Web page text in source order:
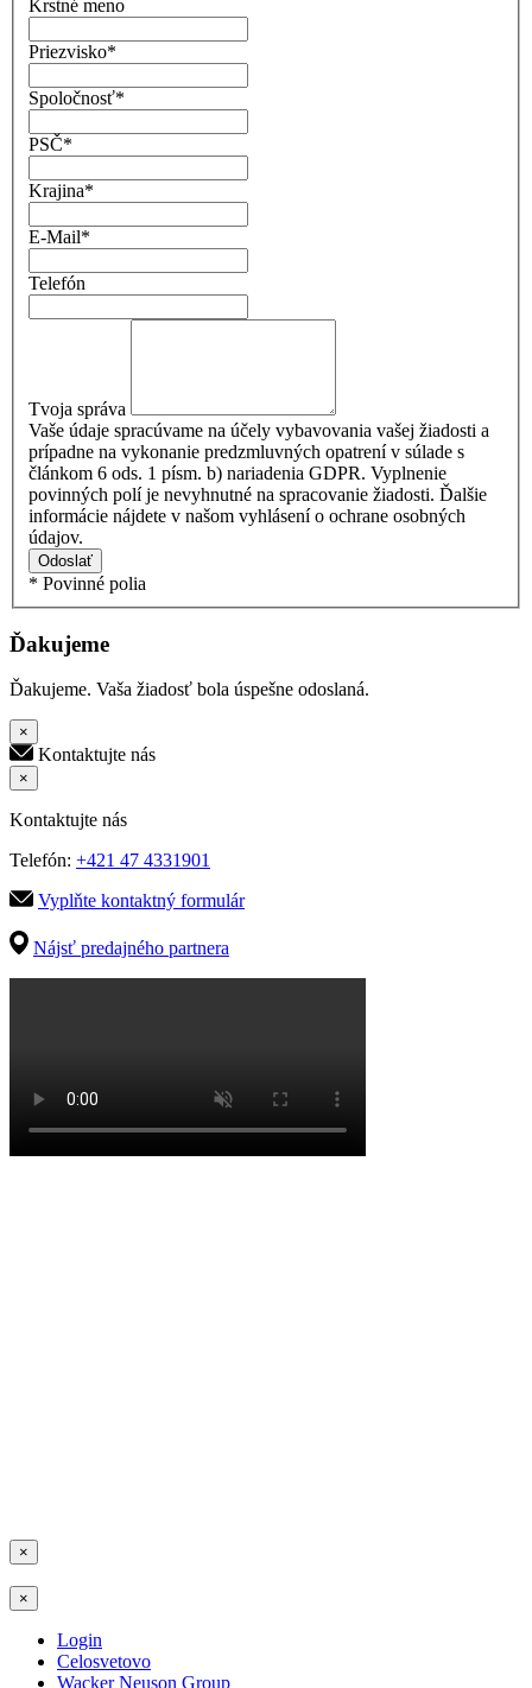
Krstné meno
Priezvisko*
Spoločnosť*
PSČ*
Krajina*
E-Mail*
Telefón
Tvoja správa
Vaše údaje spracúvame na účely vybavovania vašej žiadosti a
prípadne na vykonanie predzmluvných opatrení v súlade s
článkom 6 ods. 1 písm. b) nariadenia GDPR. Vyplnenie
povinných polí je nevyhnutné na spracovanie žiadosti. Ďalšie
informácie nájdete v našom vyhlásení o ochrane osobných
údajov.
Odoslať
* Povinné polia
Ďakujeme
Ďakujeme. Vaša žiadosť bola úspešne odoslaná.
×
Kontaktujte nás
×
Kontaktujte nás
Telefón: +421 47 4331901
Vyplňte kontaktný formulár
Nájsť predajného partnera
×
×
Login
Celosvetovo
Wacker Neuson Group